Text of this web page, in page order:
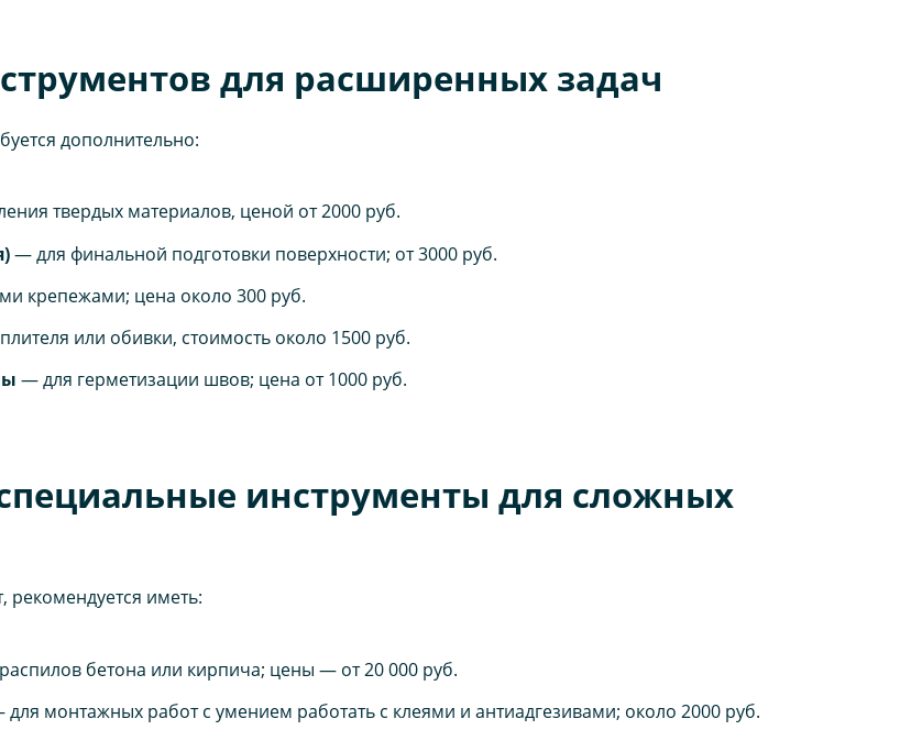
для расширенных задач
дополнительно:
твердых материалов, ценой от 2000 руб.
— для финальной подготовки поверхности; от 3000 руб.
крепежами; цена около 300 руб.
или обивки, стоимость около 1500 руб.
— для герметизации швов; цена от 1000 руб.
инструменты для сложных
рекомендуется иметь:
бетона или кирпича; цены — от 20 000 руб.
монтажных работ с умением работать с клеями и антиадгезивами; около 2000 руб.